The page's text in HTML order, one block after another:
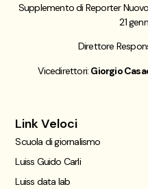
Supplemento di Reporter
21
Direttore
Vicedirettori: Giorgio
Link Veloci
Scuola di giornalismo
Luiss Guido Carli
Luiss data lab